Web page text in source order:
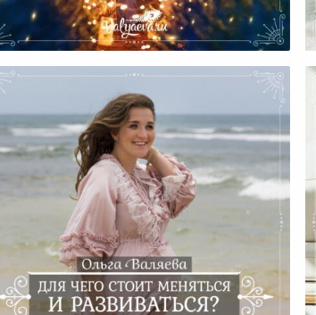
Вопросы, Которые
Обязательно Стоит Задать